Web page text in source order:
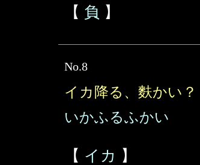
【 負 】
No.8
イカ降る、麩かい？
いかふるふかい
【 イカ 】